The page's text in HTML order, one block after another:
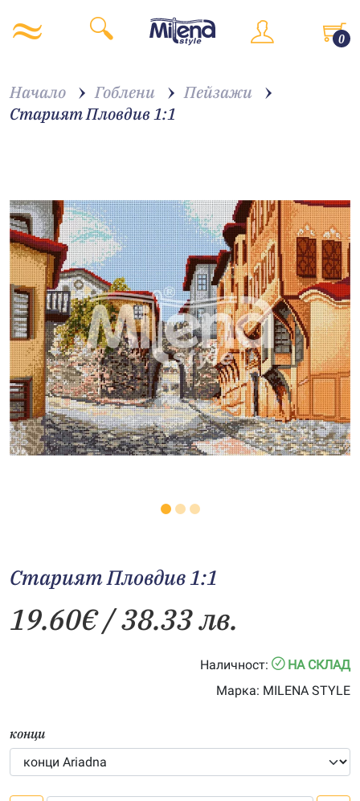
0
Начало Гоблени
Пейзажи
Старият Пловдив 1:1
Старият Пловдив 1:1
19.60€/ 38.33 лв.
Наличност:
НА СКЛАД
Марка: MILENA STYLE
конци